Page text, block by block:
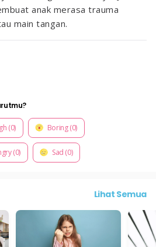
anak merasa trauma
main tangan.
(0) Boring (0)
(0) Sad (0)
Lihat Semua